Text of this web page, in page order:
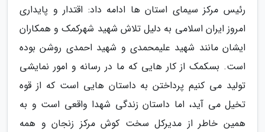
رئیس مرکز سیمای استان ها ادامه داد: اقتدار و پایداری
امروز ایران اسلامی به دلیل تلاش شهید شهرکمک و همکاران
ایشان مانند شهید علیمحمدی و شهید احمدی روشن بوده
است. بسکمک از کار هایی که ما در رسانه و امور نمایشی
تولید می کنیم پرداختن به داستان هایی است که از قوه
تخیل می آید، اما داستان زندگی شهدا واقعی است و به
همین خاطر از مدیرکل سخت کوش مرکز زنجان و همه